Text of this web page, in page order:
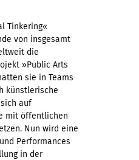
Tinkering«
von insgesamt
die
»Public Arts
sie in Teams
künstlerische
auf
mit öffentlichen
Nun wird eine
Performances
in der